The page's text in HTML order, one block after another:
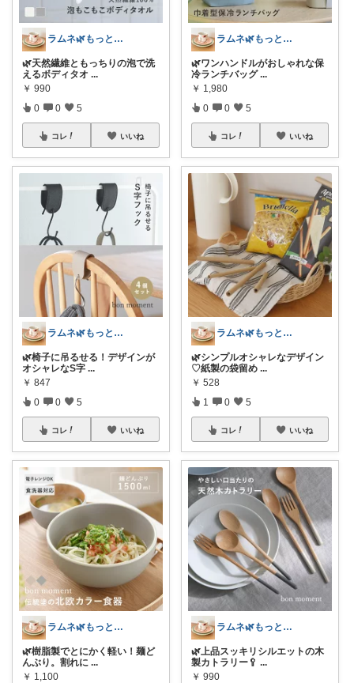
ラムネ🌿もっと快適な暮らし 𖠿
🌿天然繊維ともっちりの泡で洗
えるボディタオ ...
￥ 990
0 0 5
コレ いいね
ラムネ🌿もっと快適な暮らし 𖠿
🌿椅子に吊るせる！デザインが
オシャレなS字 ...
￥ 847
0 0 5
コレ いいね
ラムネ🌿もっと快適な暮らし 𖠿
🌿樹脂製でとにかく軽い！麺ど
んぶり。割れに ...
￥ 1,100
ラムネ🌿もっと快適な暮らし 𖠿
🌿ワンハンドルがおしゃれな保
冷ランチバッグ ...
￥ 1,980
0 0 5
コレ いいね
ラムネ🌿もっと快適な暮らし 𖠿
🌿シンプルオシャレなデザイン
♡紙製の袋留め ...
￥ 528
1 0 5
コレ いいね
ラムネ🌿もっと快適な暮らし 𖠿
🌿上品スッキリシルエットの木
製カトラリー🥄 ...
￥ 990